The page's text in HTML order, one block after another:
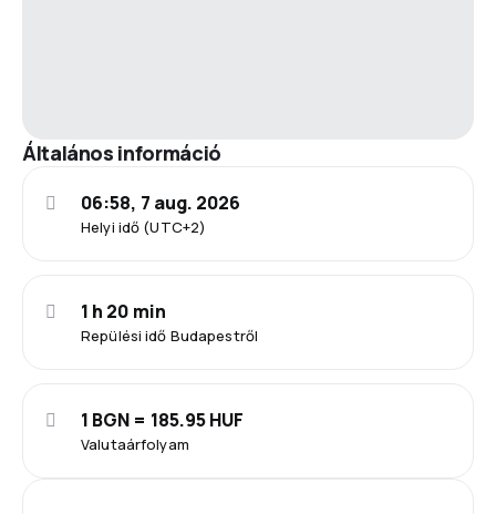
Általános információ
Helyi idő (UTC+2)
06:58, 7 aug. 2026
Repülési idő Budapestről
1 h 20 min
Valutaárfolyam
1 BGN = 185.95 HUF